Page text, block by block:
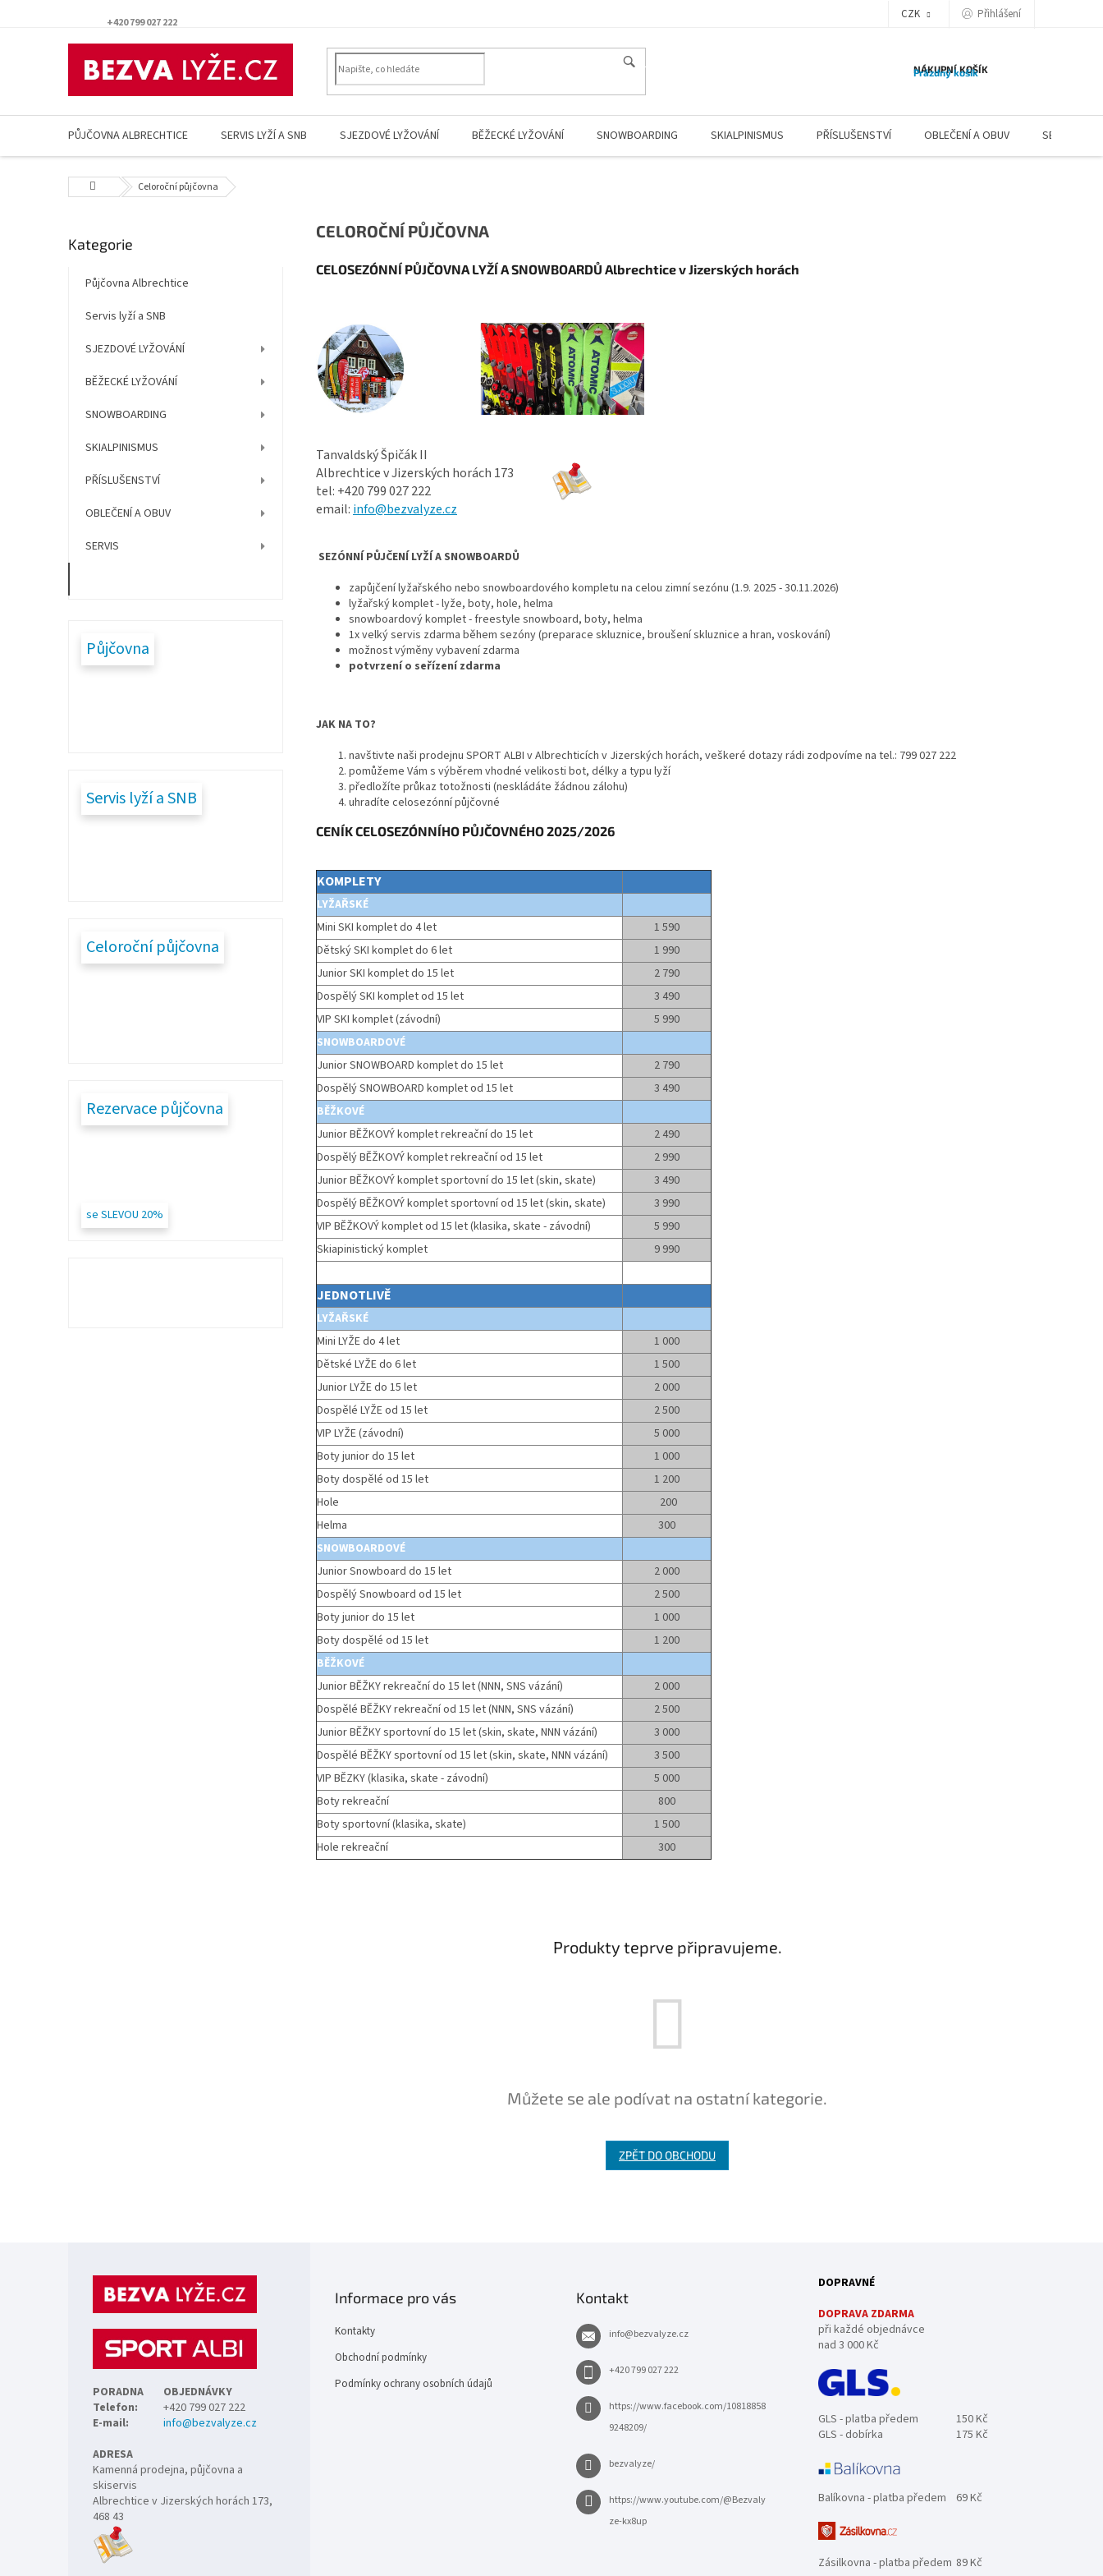
+420 799 027 222
CZK Přihlášení
NÁKUPNÍ KOŠÍK
Prázdný košík
PŮJČOVNA ALBRECHTICE SERVIS LYŽÍ A SNB SJEZDOVÉ LYŽOVÁNÍ BĚŽECKÉ LYŽOVÁNÍ SNOWBOARDING SKIALPINISMUS PŘÍSLUŠENSTVÍ OBLEČENÍ A OBUV SERVIS
Domů Celoroční půjčovna
o
Přeskočit
Kategorie
Půjčovna Albrechtice
Servis lyží a SNB
SJEZDOVÉ LYŽOVÁNÍ
BĚŽECKÉ LYŽOVÁNÍ
SNOWBOARDING
SKIALPINISMUS
PŘÍSLUŠENSTVÍ
OBLEČENÍ A OBUV
SERVIS
Půjčovna
Servis lyží a SNB
Celoroční půjčovna
Rezervace půjčovna
se SLEVOU 20%
CELOROČNÍ PŮJČOVNA
CELOSEZÓNNÍ PŮJČOVNA LYŽÍ A SNOWBOARDŮ Albrechtice v Jizerských horách
Tanvaldský Špičák II
Albrechtice v Jizerských horách 173
tel: +420 799 027 222
email: info@bezvalyze.cz
SEZÓNNÍ PŮJČENÍ LYŽÍ A SNOWBOARDŮ
zapůjčení lyžařského nebo snowboardového kompletu na celou zimní sezónu (1.9. 2025 - 30.11.2026)
lyžařský komplet - lyže, boty, hole, helma
snowboardový komplet - freestyle snowboard, boty, helma
1x velký servis zdarma během sezóny (preparace skluznice, broušení skluznice a hran, voskování)
možnost výměny vybavení zdarma
potvrzení o seřízení zdarma
JAK NA TO?
navštivte naši prodejnu SPORT ALBI v Albrechticích v Jizerských horách, veškeré dotazy rádi zodpovíme na tel.: 799 027 222
pomůžeme Vám s výběrem vhodné velikosti bot, délky a typu lyží
předložíte průkaz totožnosti (neskládáte žádnou zálohu)
uhradíte celosezónní půjčovné
CENÍK CELOSEZÓNNÍHO PŮJČOVNÉHO 2025/2026
KOMPLETY
LYŽAŘSKÉ
Mini SKI komplet do 4 let
1 590
Dětský SKI komplet do 6 let
1 990
Junior SKI komplet do 15 let
2 790
Dospělý SKI komplet od 15 let
3 490
VIP SKI komplet (závodní)
5 990
SNOWBOARDOVÉ
Junior SNOWBOARD komplet do 15 let
2 790
Dospělý SNOWBOARD komplet od 15 let
3 490
BĚŽKOVÉ
Junior BĚŽKOVÝ komplet rekreační do 15 let
2 490
Dospělý BĚŽKOVÝ komplet rekreační od 15 let
2 990
Junior BĚŽKOVÝ komplet sportovní do 15 let (skin, skate)
3 490
Dospělý BĚŽKOVÝ komplet sportovní od 15 let (skin, skate)
3 990
VIP BĚŽKOVÝ komplet od 15 let (klasika, skate - závodní)
5 990
Skiapinistický komplet
9 990
JEDNOTLIVĚ
LYŽAŘSKÉ
Mini LYŽE do 4 let
1 000
Dětské LYŽE do 6 let
1 500
Junior LYŽE do 15 let
2 000
Dospělé LYŽE od 15 let
2 500
VIP LYŽE (závodní)
5 000
Boty junior do 15 let
1 000
Boty dospělé od 15 let
1 200
Hole
200
Helma
300
SNOWBOARDOVÉ
Junior Snowboard do 15 let
2 000
Dospělý Snowboard od 15 let
2 500
Boty junior do 15 let
1 000
Boty dospělé od 15 let
1 200
BĚŽKOVÉ
Junior BĚŽKY rekreační do 15 let (NNN, SNS vázání)
2 000
Dospělé BĚŽKY rekreační od 15 let (NNN, SNS vázání)
2 500
Junior BĚŽKY sportovní do 15 let (skin, skate, NNN vázání)
3 000
Dospělé BĚŽKY sportovní od 15 let (skin, skate, NNN vázání)
3 500
VIP BĚZKY (klasika, skate - závodní)
5 000
Boty rekreační
800
Boty sportovní (klasika, skate)
1 500
Hole rekreační
300
Produkty teprve připravujeme.
Můžete se ale podívat na ostatní kategorie.
ZPĚT DO OBCHODU
PORADNA
OBJEDNÁVKY
Telefon:
+420 799 027 222
E-mail:
info@bezvalyze.cz
ADRESA
Kamenná prodejna, půjčovna a
skiservis
Albrechtice v Jizerských horách 173,
468 43
Informace pro vás
Kontakty
Obchodní podmínky
Podmínky ochrany osobních údajů
Kontakt
info@bezvalyze.cz
+420 799 027 222
https://www.facebook.com/10818858
9248209/
bezvalyze/
https://www.youtube.com/@Bezvaly
ze-kx8up
DOPRAVNÉ
DOPRAVA ZDARMA
při každé objednávce
nad 3 000 Kč
GLS - platba předem
150 Kč
GLS - dobírka
175 Kč
Balíkovna - platba předem 69 Kč
Zásilkovna - platba předem 89 Kč